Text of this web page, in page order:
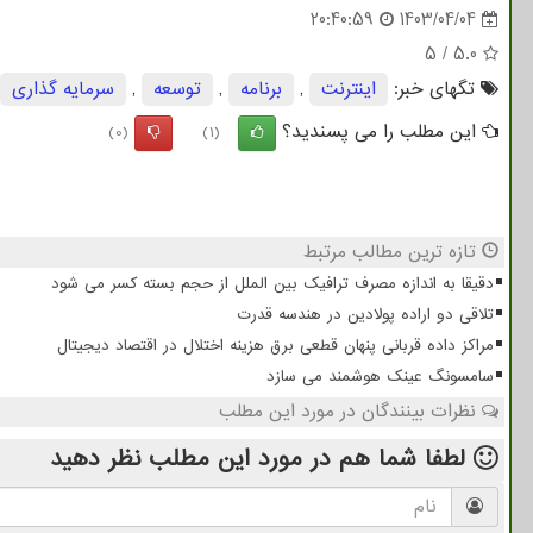
1403/04/04
20:40:59
5.0
/
5
تگهای خبر:
اینترنت , برنامه , توسعه ,
سرمایه گذاری
این مطلب را می پسندید؟
(1)
(0)
تازه ترین مطالب مرتبط
دقیقا به اندازه مصرف ترافیک بین الملل از حجم بسته کسر می شود
تلاقی دو اراده پولادین در هندسه قدرت
مراکز داده قربانی پنهان قطعی برق هزینه اختلال در اقتصاد دیجیتال
سامسونگ عینک هوشمند می سازد
نظرات بینندگان در مورد این مطلب
لطفا شما هم در مورد این مطلب نظر دهید